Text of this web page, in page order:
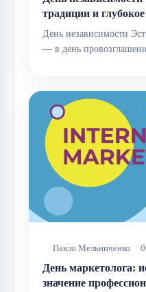
традиции и
День независимости
— в день
Павло Мельниченко
День маркетолога:
значение